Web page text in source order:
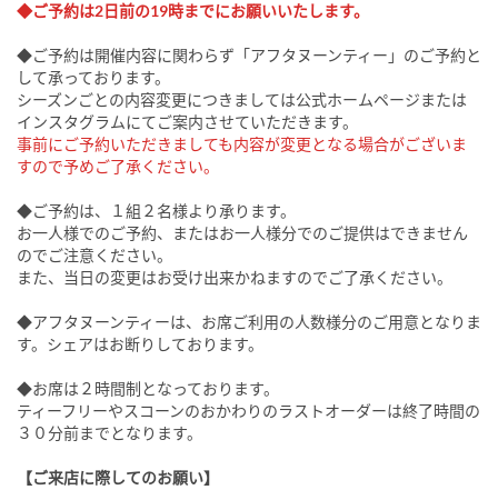
◆ご予約は2日前の19時までにお願いいたします。
◆ご予約は開催内容に関わらず「アフタヌーンティー」のご予約と
して承っております。
シーズンごとの内容変更につきましては公式ホームページまたは
インスタグラムにてご案内させていただきます。
事前にご予約いただきましても内容が変更となる場合がございま
すので予めご了承ください。
◆ご予約は、１組２名様より承ります。
お一人様でのご予約、またはお一人様分でのご提供はできません
のでご注意ください。
また、当日の変更はお受け出来かねますのでご了承ください。
◆アフタヌーンティーは、お席ご利用の人数様分のご用意となりま
す。シェアはお断りしております。
◆お席は２時間制となっております。
ティーフリーやスコーンのおかわりのラストオーダーは終了時間の
３０分前までとなります。
【ご来店に際してのお願い】